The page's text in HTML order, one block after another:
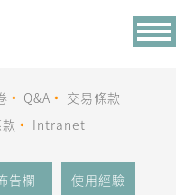
Q&A
交易條款
Intranet
告欄 使用經驗